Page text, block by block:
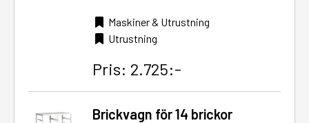
Maskiner & Utrustning
Utrustning
Pris: 2.725:-
Brickvagn för 14 brickor